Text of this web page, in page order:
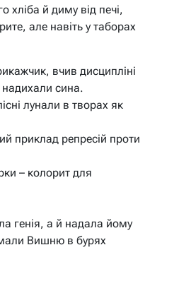
хліба й диму від печі,
але навіть у таборах
вчив дисципліні
надихали сина.
лунали в творах як
приклад репресій проти
– колорит для
генія, а й надала йому
Вишню в бурях